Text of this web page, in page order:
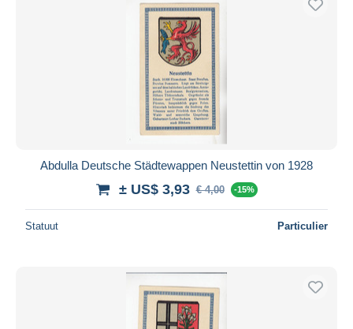
Abdulla Deutsche Städtewappen Neustettin von 1928
± US$ 3,93 € 4,00 -15%
Statuut Particulier